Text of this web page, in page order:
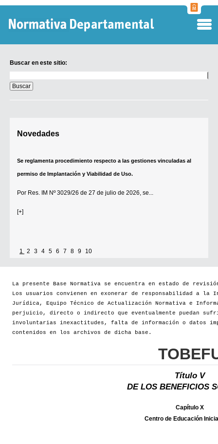
Buscar en este sitio:
en
este
sitio:
Novedades
Se reglamenta procedimiento respecto a las gestiones vinculadas al
permiso de Implantación y Viabilidad de Uso.
Por Res. IM Nº 3029/26 de 27 de julio de 2026, se...
[+]
1 2 3 4 5 6 7 8 9 10
La presente Base Normativa se encuentra en estado de
Los usuarios convienen en exonerar de responsabilidad a la
Jurídica, Equipo Técnico de Actualización Normativa e
perjuicio, directo o indirecto que eventualmente puedan
involuntarias inexactitudes, falta de información o datos
contenidos en los archivos de dicha base.
Título V
DE LOS BENEFICIOS
Capítulo X
Centro de Educación